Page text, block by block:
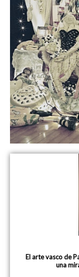
El arte vasco de
una